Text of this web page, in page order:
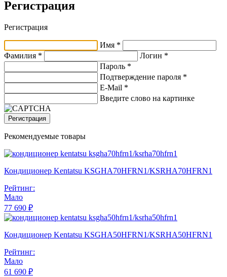
Регистрация
Регистрация
Имя *
Фамилия *
Логин *
Пароль *
Подтверждение пароля *
E-Mail *
Введите слово на картинке
Регистрация
Рекомендуемые товары
Кондиционер Kentatsu KSGHA70HFRN1/KSRHA70HFRN1
Рейтинг:
Мало
77 690 ₽
Кондиционер Kentatsu KSGHA50HFRN1/KSRHA50HFRN1
Рейтинг:
Мало
61 690 ₽